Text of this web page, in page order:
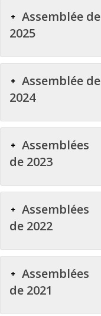
Assemblée de
2025
Assemblée de
2024
Assemblées
de 2023
Assemblées
de 2022
Assemblées
de 2021